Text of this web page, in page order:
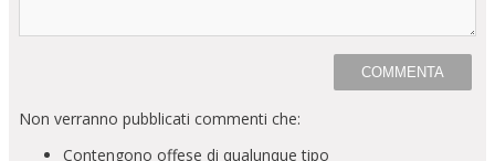
Non verranno pubblicati commenti che:
Contengono offese di qualunque tipo